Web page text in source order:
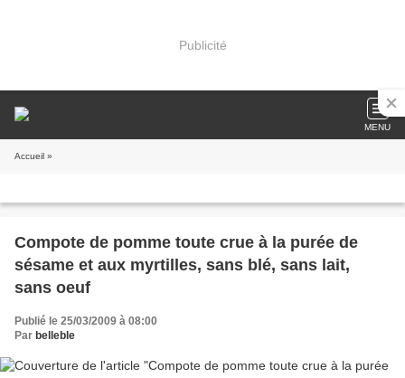
Publicité
MENU
Accueil »
Compote de pomme toute crue à la purée de
sésame et aux myrtilles, sans blé, sans lait,
sans oeuf
Publié le 25/03/2009 à 08:00
Par belleble